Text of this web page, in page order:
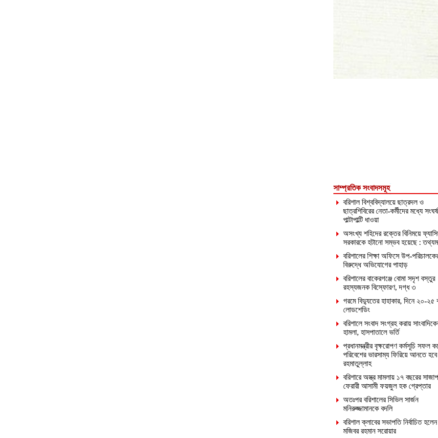
সাম্প্রতিক সংবাদসমূহ
বরিশাল বিশ্ববিদ্যালয়ে ছাত্রদল ও
ছাত্রশিবিরের নেতা-কর্মীদের মধ্যে
পাল্টাপাল্টি ধাওয়া
অসংখ্য শহিদের রক্তের বিনিময়ে
সরকারকে হটানো সম্ভব হয়েছে :
বরিশালের শিক্ষা অফিসে উপ-
বিরুদ্ধে অভিযোগের পাহাড়
বরিশালের বাকেরগঞ্জে বোমা সদৃশ বস্তুর
রহস্যজনক বিস্ফোরণ, দগ্ধ ৩
গরমে বিদ্যুতের হাহাকার, দিনে ২০-২৫
লোডশেডিং
বরিশালে সংবাদ সংগ্রহ করায়
হামলা, হাসপাতালে ভর্তি
প্রধানমন্ত্রীর বৃক্ষরোপণ কর্মসূচি সফল
পরিবেশের ভারসাম্য ফিরিয়ে আনতে
রহমাতুল্লাহ
বরিশারে অস্ত্র মামলায় ১৭ বছরের
ফেরারী আসামী ফয়জুল হক গ্রেপ্তার
অতঃপর বরিশালের সিভিল সার্জন
মনিরুজ্জামানকে বদলি
বরিশাল ক্লাবের সভাপতি নির্বাচিত হলেন
মজিবর রহমান সরোয়ার